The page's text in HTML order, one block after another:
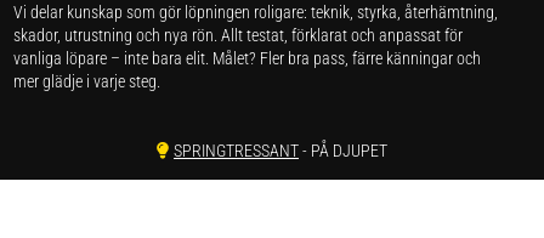
Vi delar kunskap som gör löpningen roligare: teknik, styrka, återhämtning,
skador, utrustning och nya rön. Allt testat, förklarat och anpassat för
vanliga löpare – inte bara elit. Målet? Fler bra pass, färre känningar och
mer glädje i varje steg.
SPRINGTRESSANT- PÅ DJUPET